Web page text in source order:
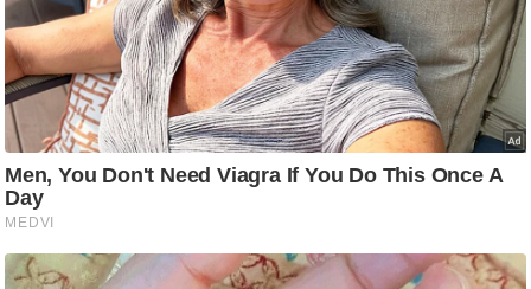
w
s
ला
फ
स्टा
इ
ल
टे